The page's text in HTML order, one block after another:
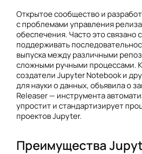
Открытое сообщество и
с проблемами управления
обеспечения. Часто это связано
поддерживать
выпуска между различными
сложными ручными процессами.
создатели Jupyter Notebook и
для науки о данных, объявила о
Releaser — инструмента
упростит и стандартизирует
проектов Jupyter.
Преимущества